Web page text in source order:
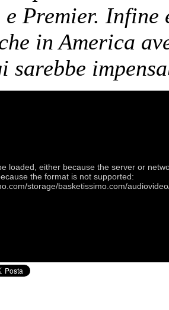
Premier. Infine
in America
sarebbe
loaded, either because the server or
the format is not supported:
storage/basketissimo.com/